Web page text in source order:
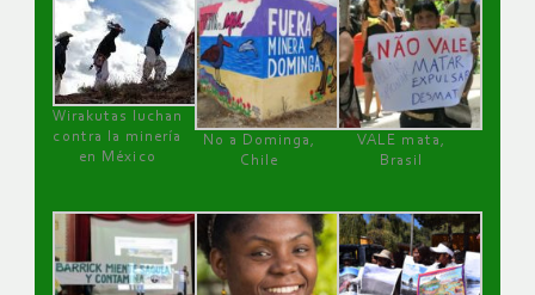
Wirakutas luchan
contra la minería
en México
No a Dominga,
Chile
VALE mata,
Brasil